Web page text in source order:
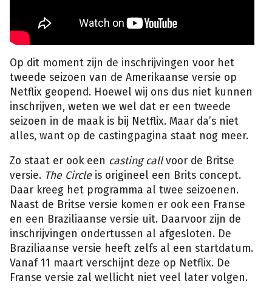
Op dit moment zijn de inschrijvingen voor het
tweede seizoen van de Amerikaanse versie op
Netflix geopend. Hoewel wij ons dus niet kunnen
inschrijven, weten we wel dat er een tweede
seizoen in de maak is bij Netflix. Maar da’s niet
alles, want op de castingpagina staat nog meer.
Zo staat er ook een casting callvoor de Britse
versie. The Circle is origineel een Brits concept.
Daar kreeg het programma al twee seizoenen.
Naast de Britse versie komen er ook een Franse
en een Braziliaanse versie uit. Daarvoor zijn de
inschrijvingen ondertussen al afgesloten. De
Braziliaanse versie heeft zelfs al een startdatum.
Vanaf 11 maart verschijnt deze op Netflix. De
Franse versie zal wellicht niet veel later volgen.